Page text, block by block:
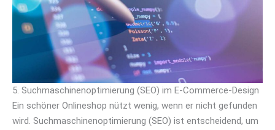
5. Suchmaschinenoptimierung (SEO) im E-Commerce-Design
Ein schöner Onlineshop nützt wenig, wenn er nicht gefunden
wird. Suchmaschinenoptimierung (SEO) ist entscheidend, um